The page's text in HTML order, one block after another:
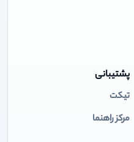
پشتیبانی
تیکت
مرکز راهنما